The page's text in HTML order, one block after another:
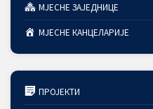
МЈЕСНЕ ЗАЈЕДНИЦЕ
МЈЕСНЕ КАНЦЕЛАРИЈЕ
ПРОЈЕКТИ